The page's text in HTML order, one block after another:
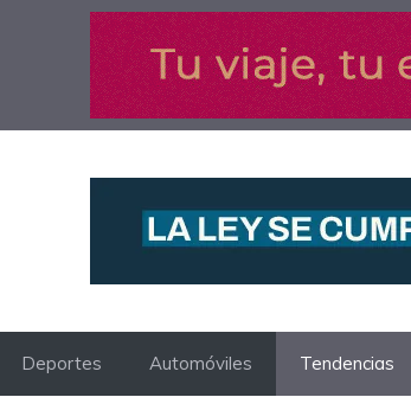
Deportes Automóviles Tendencias